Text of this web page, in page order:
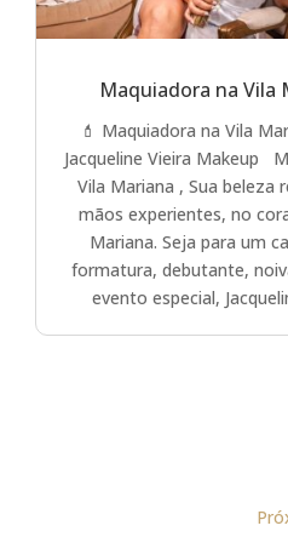
Maquiadora na Vila
💄 Maquiadora na Vila
Jacqueline Vieira Makeup
Vila Mariana , Sua beleza
mãos experientes, no
Mariana. Seja para um
formatura, debutante,
evento especial,